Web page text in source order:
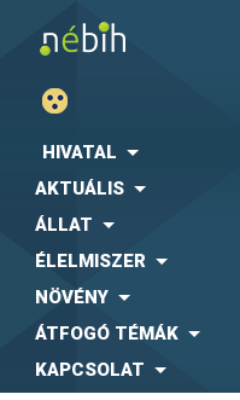
HIVATAL
AKTUÁLIS
ÁLLAT
ÉLELMISZER
NÖVÉNY
ÁTFOGÓ TÉMÁK
KAPCSOLAT